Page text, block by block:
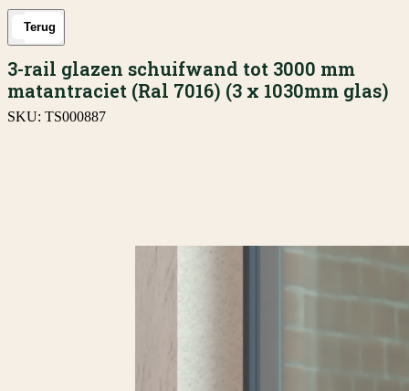
Terug
3-rail glazen schuifwand tot 3000 mm
matantraciet (Ral 7016) (3 x 1030mm glas)
SKU: TS000887